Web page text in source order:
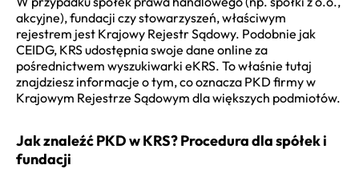
akcyjne), fundacji czy stowarzyszeń, właściwym
rejestrem jest Krajowy Rejestr Sądowy. Podobnie jak
CEIDG, KRS udostępnia swoje dane online za
pośrednictwem wyszukiwarki eKRS. To właśnie tutaj
znajdziesz informacje o tym, co oznacza PKD firmy w
Krajowym Rejestrze Sądowym dla większych podmiotów.
Jak znaleźć PKD w KRS? Procedura dla spółek i
fundacji